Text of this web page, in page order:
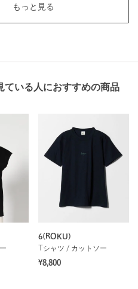
もっと見る
ている人におすすめの商品
6(ROKU)
Tシャツ / カットソー
¥8,800